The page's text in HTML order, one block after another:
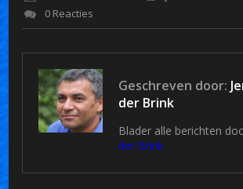
0 Reacties
Geschreven door:
der Brink
Blader alle berichten
der Brink